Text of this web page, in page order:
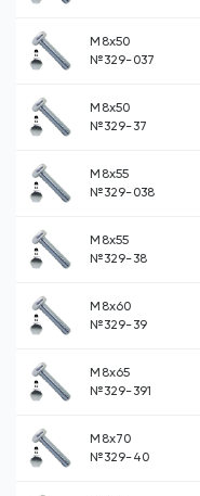
М8х50
№329-037
М8х50
№329-37
М8х55
№329-038
М8х55
№329-38
М8х60
№329-39
М8х65
№329-391
М8х70
№329-40